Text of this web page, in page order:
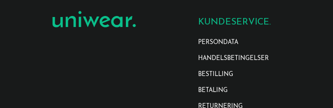
KUNDESERVICE.
PERSONDATA
HANDELSBETINGELSER
BESTILLING
BETALING
RETURNERING